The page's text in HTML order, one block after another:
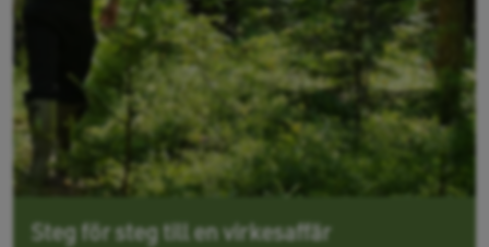
Steg för steg till en virkesaffär